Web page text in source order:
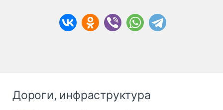
Дороги, инфраструктура